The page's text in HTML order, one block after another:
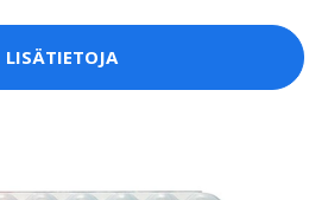
LISÄTIETOJA